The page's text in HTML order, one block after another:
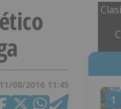
11/08/2016 11:45
1